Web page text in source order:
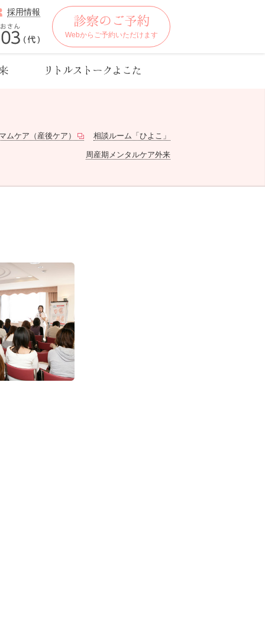
採用情報
Webからご予約いただけます
ムケア（産後ケア） 相談ルーム「ひよこ」
周産期メンタルケア外来